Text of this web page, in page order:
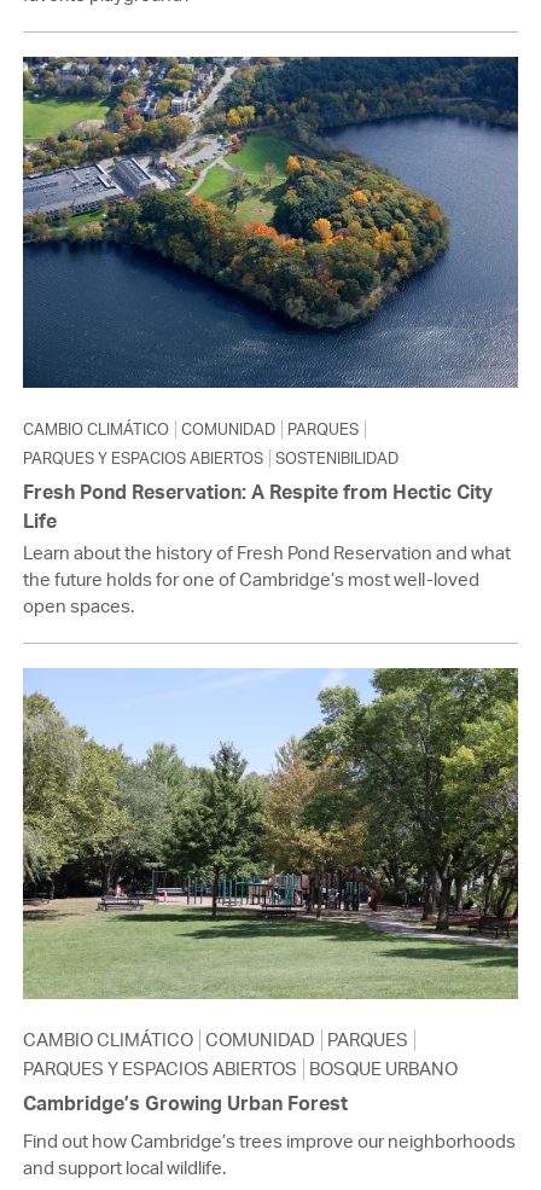
CAMBIO CLIMÁTICO COMUNIDAD
PARQUES
PARQUES Y ESPACIOS ABIERTOS
SOSTENIBILIDAD
Fresh Pond Reservation: A Respite from Hectic City
Life
Learn about the history of Fresh Pond Reservation and what
the future holds for one of Cambridge’s most well-loved
open spaces.
CAMBIO CLIMÁTICO COMUNIDAD
PARQUES
PARQUES Y ESPACIOS ABIERTOS
BOSQUE URBANO
Cambridge’s Growing Urban Forest
Find out how Cambridge’s trees improve our neighborhoods
and support local wildlife.